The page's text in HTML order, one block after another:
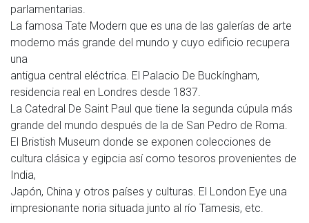
parlamentarias.
La famosa Tate Modern que es una de las galerías de arte
moderno más grande del mundo y cuyo edificio recupera
una
antigua central eléctrica. El Palacio De Buckíngham,
residencia real en Londres desde 1837.
La Catedral De Saint Paul que tiene la segunda cúpula más
grande del mundo después de la de San Pedro de Roma.
El Bristish Museum donde se exponen colecciones de
cultura clásica y egipcia así como tesoros provenientes de
India,
Japón, China y otros países y culturas. El London Eye una
impresionante noria situada junto al río Tamesis, etc.